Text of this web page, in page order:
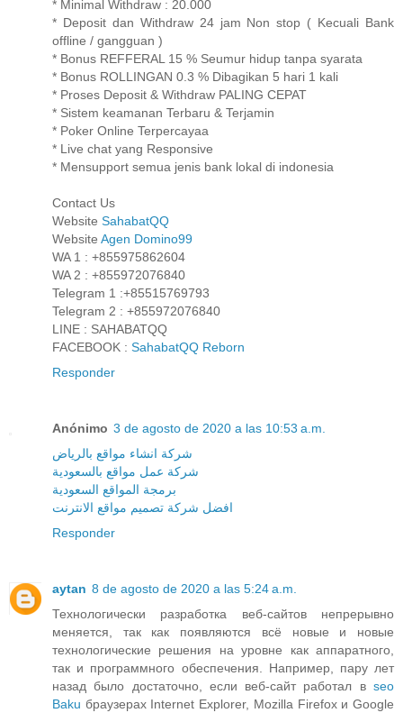
* Minimal Withdraw : 20.000
* Deposit dan Withdraw 24 jam Non stop ( Kecuali Bank
offline / gangguan )
* Bonus REFFERAL 15 % Seumur hidup tanpa syarata
* Bonus ROLLINGAN 0.3 % Dibagikan 5 hari 1 kali
* Proses Deposit & Withdraw PALING CEPAT
* Sistem keamanan Terbaru & Terjamin
* Poker Online Terpercayaa
* Live chat yang Responsive
* Mensupport semua jenis bank lokal di indonesia
Contact Us
Website SahabatQQ
Website Agen Domino99
WA 1 : +855975862604
WA 2 : +855972076840
Telegram 1 :+85515769793
Telegram 2 : +855972076840
LINE : SAHABATQQ
FACEBOOK : SahabatQQ Reborn
Responder
Anónimo 3 de agosto de 2020 a las 10:53 a.m.
شركة انشاء مواقع بالرياض
شركة عمل مواقع بالسعودية
برمجة المواقع السعودية
افضل شركة تصميم مواقع الانترنت
Responder
aytan 8 de agosto de 2020 a las 5:24 a.m.
Технологически разработка веб-сайтов непрерывно
меняется, так как появляются всё новые и новые
технологические решения на уровне как аппаратного,
так и программного обеспечения. Например, пару лет
назад было достаточно, если веб-сайт работал в seo
Baku браузерах Internet Explorer, Mozilla Firefox и Google